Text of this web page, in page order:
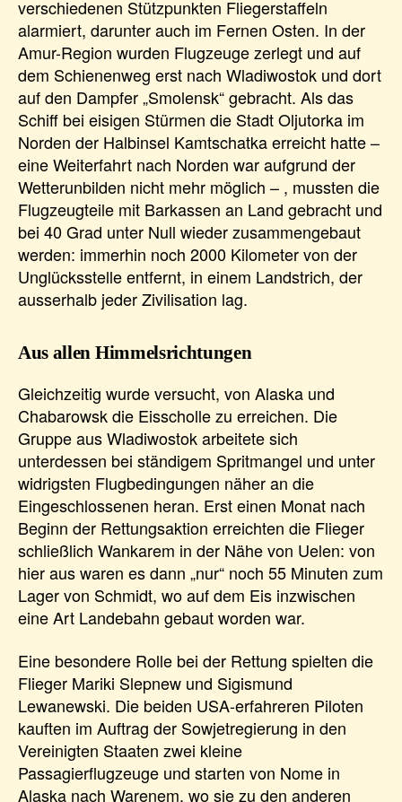
verschiedenen Stützpunkten Fliegerstaffeln
alarmiert, darunter auch im Fernen Osten. In der
Amur-Region wurden Flugzeuge zerlegt und auf
dem Schienenweg erst nach Wladiwostok und dort
auf den Dampfer „Smolensk“ gebracht. Als das
Schiff bei eisigen Stürmen die Stadt Oljutorka im
Norden der Halbinsel Kamtschatka erreicht hatte –
eine Weiterfahrt nach Norden war aufgrund der
Wetterunbilden nicht mehr möglich – , mussten die
Flugzeugteile mit Barkassen an Land gebracht und
bei 40 Grad unter Null wieder zusammengebaut
werden: immerhin noch 2000 Kilometer von der
Unglücksstelle entfernt, in einem Landstrich, der
ausserhalb jeder Zivilisation lag.
Aus allen Himmelsrichtungen
Gleichzeitig wurde versucht, von Alaska und
Chabarowsk die Eisscholle zu erreichen. Die
Gruppe aus Wladiwostok arbeitete sich
unterdessen bei ständigem Spritmangel und unter
widrigsten Flugbedingungen näher an die
Eingeschlossenen heran. Erst einen Monat nach
Beginn der Rettungsaktion erreichten die Flieger
schließlich Wankarem in der Nähe von Uelen: von
hier aus waren es dann „nur“ noch 55 Minuten zum
Lager von Schmidt, wo auf dem Eis inzwischen
eine Art Landebahn gebaut worden war.
Eine besondere Rolle bei der Rettung spielten die
Flieger Mariki Slepnew und Sigismund
Lewanewski. Die beiden USA-erfahreren Piloten
kauften im Auftrag der Sowjetregierung in den
Vereinigten Staaten zwei kleine
Passagierflugzeuge und starten von Nome in
Alaska nach Warenem, wo sie zu den anderen